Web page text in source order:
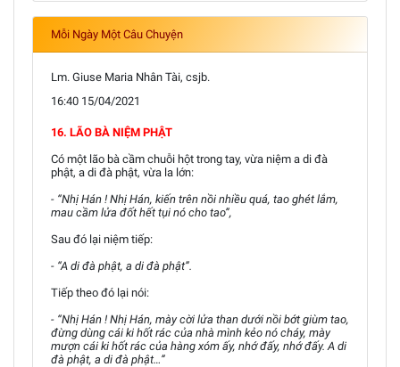
Mỗi Ngày Một Câu Chuyện
Lm. Giuse Maria Nhân Tài, csjb.
16:40 15/04/2021
16. LÃO BÀ NIỆM PHẬT
Có một lão bà cầm chuỗi hột trong tay, vừa niệm a di đà
phật, a di đà phật, vừa la lớn:
- “Nhị Hán ! Nhị Hán, kiến trên nồi nhiều quá, tao ghét lắm,
mau cầm lửa đốt hết tụi nó cho tao”,
Sau đó lại niệm tiếp:
- “A di đà phật, a di đà phật”.
Tiếp theo đó lại nói:
- “Nhị Hán ! Nhị Hán, mày cời lửa than dưới nồi bớt giùm tao,
đừng dùng cái ki hốt rác của nhà mình kẻo nó cháy, mày
mượn cái ki hốt rác của hàng xóm ấy, nhớ đấy, nhớ đấy. A di
đà phật, a di đà phật…”